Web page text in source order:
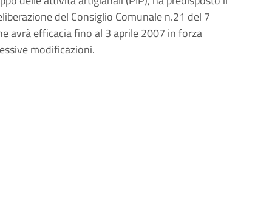
del Consiglio Comunale n.21 del 7
avrà efficacia fino al 3 aprile 2007 in forza
modificazioni.